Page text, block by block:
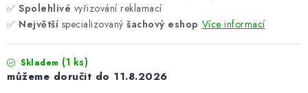
✅ Spolehlivé vyřizování reklamací
✅ Největší specializovaný šachový eshop Více informací
Skladem (1 ks)
11.8.2026